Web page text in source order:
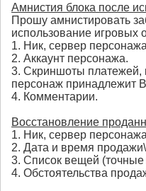
Амнистия блока после
Прошу амнистировать
использование игровых
1. Ник, сервер
2. Аккаунт персонажа.
3. Скриншоты
персонаж принадлежит
4. Комментарии.
Восстановление
1. Ник, сервер
2. Дата и время
3. Список вещей (точные
4. Обстоятельства